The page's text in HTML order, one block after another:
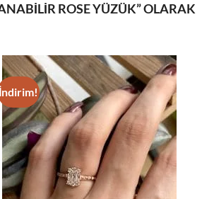
ROSE YÜZÜK” OLARAK
İndirim!
Add to